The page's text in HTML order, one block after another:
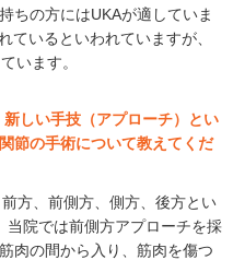
ちの方にはUKAが適していま
ているといわれていますが、
います。
しい手技（アプローチ）とい
節の手術について教えてくだ
方、前側方、側方、後方とい
当院では前側方アプローチを採
肉の間から入り、筋肉を傷つ